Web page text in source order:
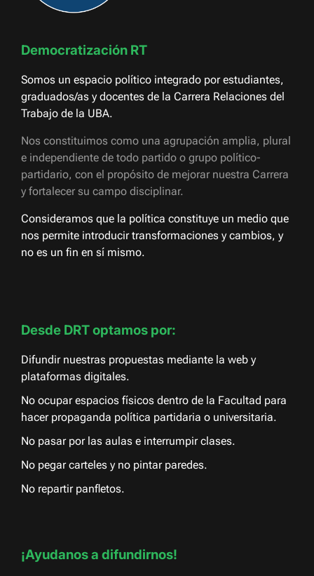
Democratización RT
Somos un espacio político integrado por estudiantes,
graduados/as y docentes de la Carrera Relaciones del
Trabajo de la UBA.
Nos constituimos como una agrupación amplia, plural
e independiente de todo partido o grupo político-
partidario, con el propósito de mejorar nuestra Carrera
y fortalecer su campo disciplinar.
Consideramos que la política constituye un medio que
nos permite introducir transformaciones y cambios, y
no es un fin en sí mismo.
Desde DRT optamos por:
Difundir nuestras propuestas mediante la web y
plataformas digitales.
No ocupar espacios físicos dentro de la Facultad para
hacer propaganda política partidaria o universitaria.
No pasar por las aulas e interrumpir clases.
No pegar carteles y no pintar paredes.
No repartir panfletos.
¡Ayudanos a difundirnos!